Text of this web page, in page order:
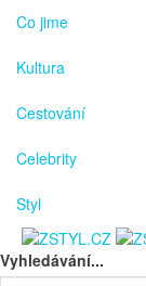
Co jime
Kultura
Cestování
Celebrity
Styl
Vyhledávání...